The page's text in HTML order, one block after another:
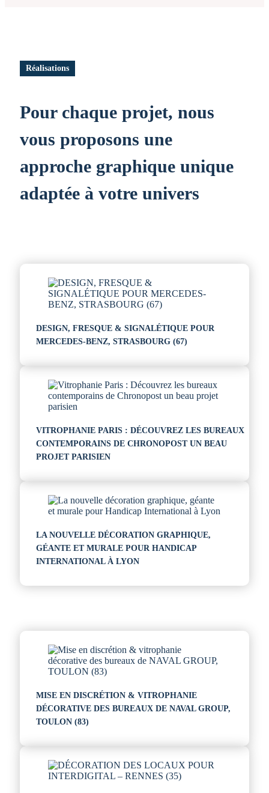
Réalisations
Pour chaque projet, nous
vous proposons une
approche graphique unique
adaptée à votre univers
DESIGN, FRESQUE & SIGNALÉTIQUE POUR
MERCEDES-BENZ, STRASBOURG (67)
VITROPHANIE PARIS : DÉCOUVREZ LES BUREAUX
CONTEMPORAINS DE CHRONOPOST UN BEAU
PROJET PARISIEN
LA NOUVELLE DÉCORATION GRAPHIQUE,
GÉANTE ET MURALE POUR HANDICAP
INTERNATIONAL À LYON
MISE EN DISCRÉTION & VITROPHANIE
DÉCORATIVE DES BUREAUX DE NAVAL GROUP,
TOULON (83)